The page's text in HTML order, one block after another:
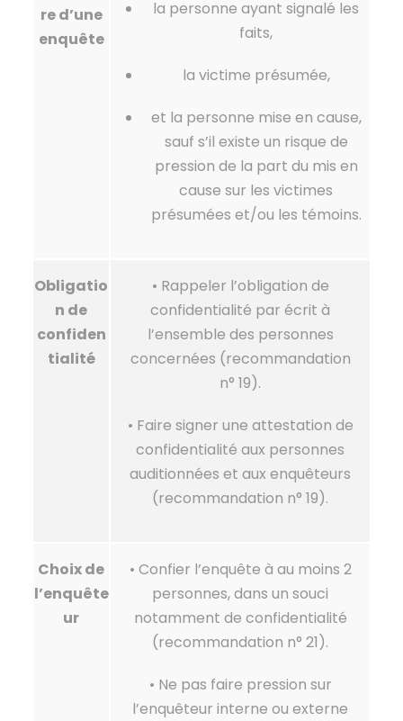
re d’une
enquête
la personne ayant signalé les
faits,
la victime présumée,
et la personne mise en cause,
sauf s’il existe un risque de
pression de la part du mis en
cause sur les victimes
présumées et/ou les témoins.
Obligatio
n de
confiden
tialité
• Rappeler l’obligation de
confidentialité par écrit à
l’ensemble des personnes
concernées (recommandation
n° 19).
• Faire signer une attestation de
confidentialité aux personnes
auditionnées et aux enquêteurs
(recommandation n° 19).
Choix de
l’enquête
ur
• Confier l’enquête à au moins 2
personnes, dans un souci
notamment de confidentialité
(recommandation n° 21).
• Ne pas faire pression sur
l’enquêteur interne ou externe